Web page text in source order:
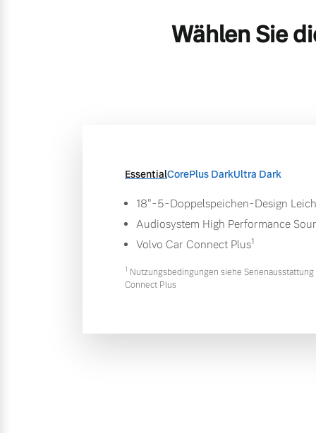
Wählen Sie
EssentialCorePlus DarkUltra Dark
18"-5-Doppelspeichen-Design
Audiosystem High Performance
Volvo Car Connect Plus1
1 Nutzungsbedingungen siehe Serienausstattung
Connect Plus